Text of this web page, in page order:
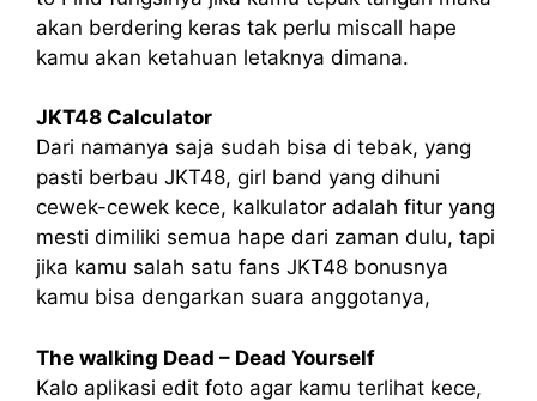
akan berdering keras tak perlu miscall hape
kamu akan ketahuan letaknya dimana.
JKT48 Calculator
Dari namanya saja sudah bisa di tebak, yang
pasti berbau JKT48, girl band yang dihuni
cewek-cewek kece, kalkulator adalah fitur yang
mesti dimiliki semua hape dari zaman dulu, tapi
jika kamu salah satu fans JKT48 bonusnya
kamu bisa dengarkan suara anggotanya,
The walking Dead – Dead Yourself
Kalo aplikasi edit foto agar kamu terlihat kece,